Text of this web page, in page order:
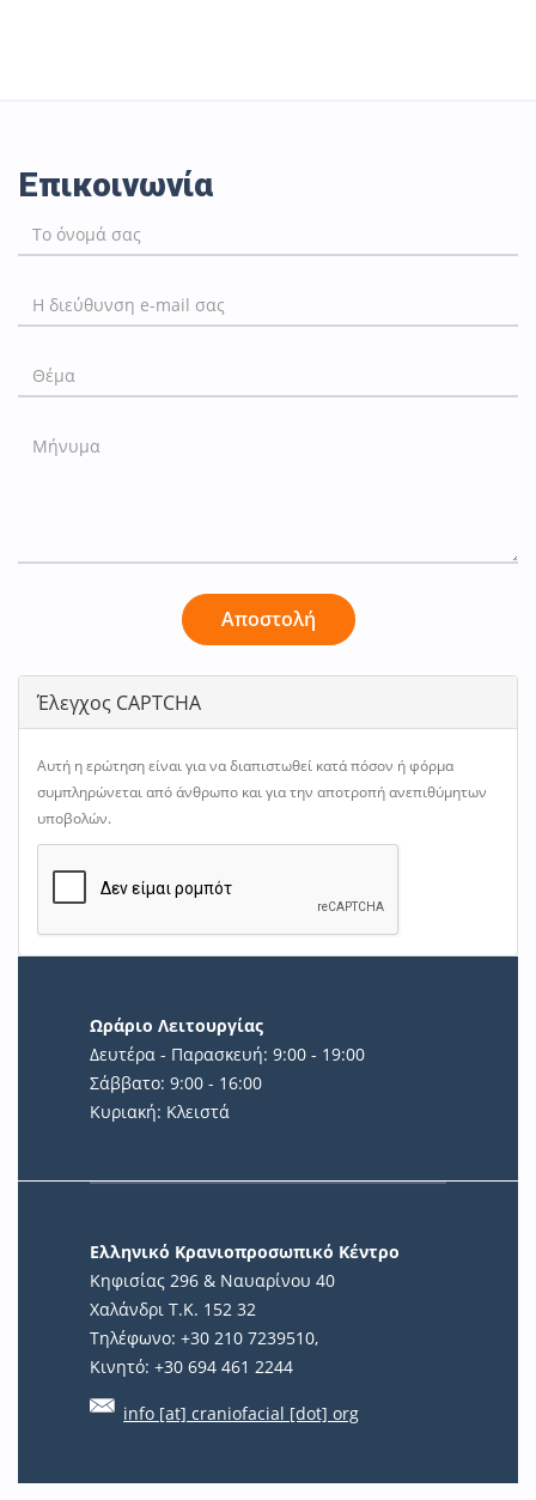
Επικοινωνία
Αποστολή
Έλεγχος CAPTCHA
Αυτή η ερώτηση είναι για να διαπιστωθεί κατά πόσον ή φόρμα
συμπληρώνεται από άνθρωπο και για την αποτροπή ανεπιθύμητων
υποβολών.
Ωράριο Λειτουργίας
Δευτέρα - Παρασκευή: 9:00 - 19:00
Σάββατο: 9:00 - 16:00
Κυριακή: Κλειστά
Ελληνικό Κρανιοπροσωπικό Κέντρο
Κηφισίας 296 & Ναυαρίνου 40
Χαλάνδρι Τ.Κ. 152 32
Τηλέφωνο: +30 210 7239510,
Κινητό: +30 694 461 2244
info [at] craniofacial [dot] org